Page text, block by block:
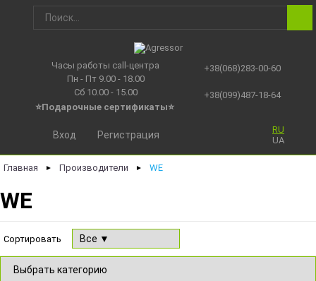
Часы работы call-центра
Пн - Пт 9.00 - 18.00
Сб 10.00 - 15.00
⭐Подарочные сертификаты⭐
+38(068)283-00-60
+38(099)487-18-64
RU
UA
Вход Регистрация
Главная ► Производители ► WE
WE
Сортировать